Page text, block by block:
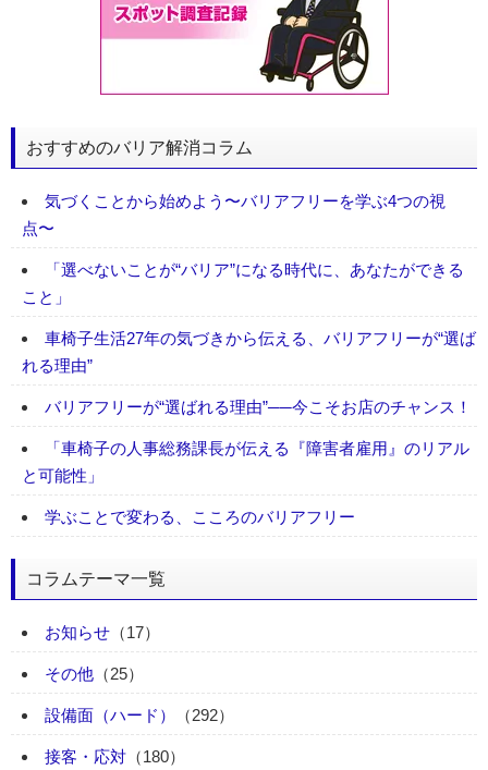
おすすめのバリア解消コラム
気づくことから始めよう〜バリアフリーを学ぶ4つの視
点〜
「選べないことが“バリア”になる時代に、あなたができる
こと」
車椅子生活27年の気づきから伝える、バリアフリーが“選ば
れる理由”
バリアフリーが“選ばれる理由”──今こそお店のチャンス！
「車椅子の人事総務課長が伝える『障害者雇用』のリアル
と可能性」
学ぶことで変わる、こころのバリアフリー
コラムテーマ一覧
お知らせ （17）
その他 （25）
設備面（ハード） （292）
接客・応対 （180）